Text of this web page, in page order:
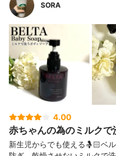
SORA
4.00
赤ちゃんの為のミルク
新生児からでも使える🤱🏻ベ